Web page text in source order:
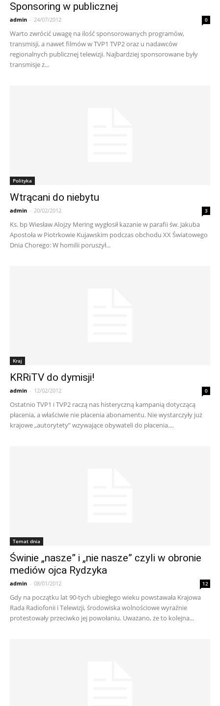
Sponsoring w publicznej
admin - 24/07/2012 0
Warto zwrócić uwagę na ilość sponsorowanych programów,
transmisji, a nawet filmów w TVP1 TVP2 oraz u nadawców
regionalnych publicznej telewizji. Najbardziej sponsorowane były
transmisje z...
Polityka
Wtrącani do niebytu
admin - 20/02/2012 3
Ks. bp Wiesław Alojzy Mering wygłosił kazanie w parafii św. Jakuba
Apostoła w Piotrkowie Kujawskim podczas obchodu XX Światowego
Dnia Chorego: W homilii poruszył...
Kraj
KRRiTV do dymisji!
admin - 12/02/2012 0
Ostatnio TVP1 i TVP2 raczą nas histeryczną kampanią dotyczącą
płacenia, a właściwie nie płacenia abonamentu. Nie wystarczyły już
krajowe „autorytety” wzywające obywateli do płacenia....
Temat dnia
Świnie „nasze” i „nie nasze” czyli w obronie
mediów ojca Rydzyka
admin - 08/01/2012 12
Gdy na początku lat 90-tych ubiegłego wieku powstawała Krajowa
Rada Radiofonii i Telewizji, środowiska wolnościowe wyraźnie
protestowały przeciwko jej powołaniu. Uważano, że to kolejna...